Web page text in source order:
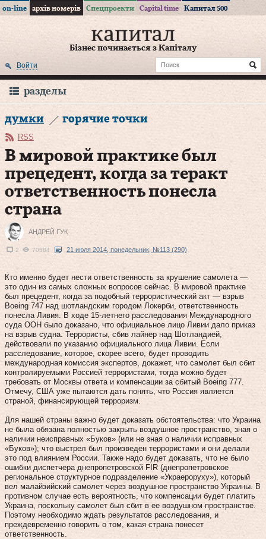
on-line архів номерів Спецпроекти Capital time Капитал 500
Бізнес починається з Капіталу
Войти
разделы
думки горячие точки
RSS
В мировой практике был
прецедент, когда за теракт
ответственность понесла
страна
АНДРЕЙ ГУК
2 70584 21 июля 2014, понедельник, №113 (290)
Кто именно будет нести ответственность за крушение самолета —
это один из самых сложных вопросов сейчас. В мировой практике
был прецедент, когда за подобный террористический акт — взрыв
Boeing 747 над шотландским городом Локерби, ответственность
понесла Ливия. В ходе 15‑летнего расследования Международного
суда ООН было доказано, что официальное лицо Ливии дало приказ
на взрыв судна. Террористы, сбив лайнер над Шотландией,
действовали по указанию официального лица Ливии. Если
расследование, которое, скорее всего, будет проводить
международная комиссия экспертов, докажет, что самолет был сбит
контролируемыми Россией террористами, тогда можно будет
требовать от Москвы ответа и компенсации за сбитый Boeing 777.
Отмечу, США уже пытаются дать понять, что Россия является
страной, финансирующей терроризм.
Для нашей страны важно будет доказать обстоятельства: что Украина
не была обязана полностью закрыть воздушное пространство, зная о
наличии неисправных «Буков» (или не зная о наличии исправных
«Буков»); что выстрел был произведен террористами и они делали
это под влиянием России. Также надо будет доказать, что не было
ошибки диспетчера днепропетровской FIR (днепропетровское
региональное структурное подразделение «Украероруху»), который
вел малайзийский самолет через воздушное пространство Украины. В
противном случае есть вероятность, что компенсации будет платить
Украина, поскольку самолет был сбит в ее воздушном пространстве.
Поэтому необходимо ждать результатов расследования, и
преждевременно говорить о том, какая страна понесет
ответственность.